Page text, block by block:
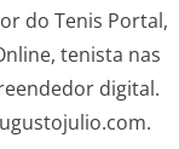
do Tenis Portal,
tenista nas
digital.